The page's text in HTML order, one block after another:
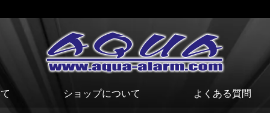
ショップについて よくある質問